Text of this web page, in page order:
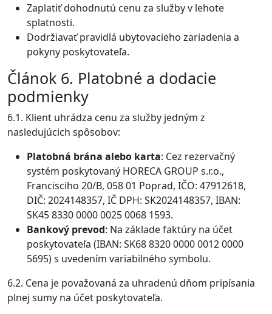
Zaplatiť dohodnutú cenu za služby v lehote
splatnosti.
Dodržiavať pravidlá ubytovacieho zariadenia a
pokyny poskytovateľa.
Článok 6. Platobné a dodacie
podmienky
6.1. Klient uhrádza cenu za služby jedným z
nasledujúcich spôsobov:
Platobná brána alebo karta: Cez rezervačný
systém poskytovaný HORECA GROUP s.r.o.,
Francisciho 20/B, 058 01 Poprad, IČO: 47912618,
DIČ: 2024148357, IČ DPH: SK2024148357, IBAN:
SK45 8330 0000 0025 0068 1593.
Bankový prevod: Na základe faktúry na účet
poskytovateľa (IBAN: SK68 8320 0000 0012 0000
5695) s uvedením variabilného symbolu.
6.2. Cena je považovaná za uhradenú dňom pripísania
plnej sumy na účet poskytovateľa.